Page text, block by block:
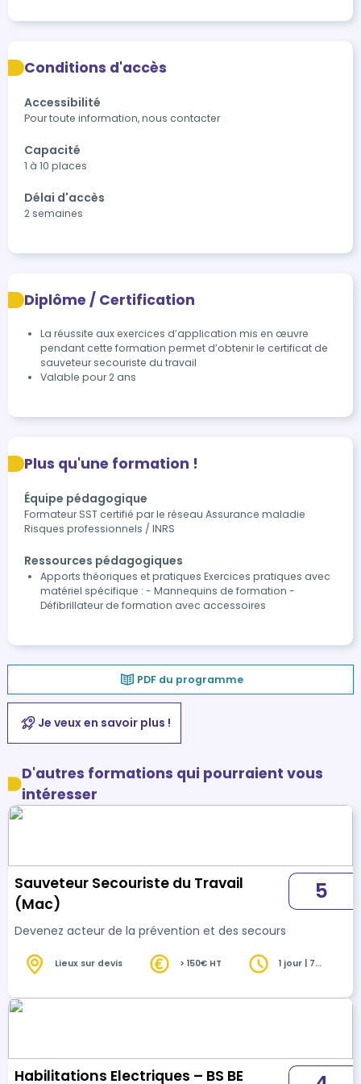
Conditions d'accès
Accessibilité
Pour toute information, nous contacter
Capacité
1 à 10 places
Délai d'accès
2 semaines
Diplôme / Certification
La réussite aux exercices d’application mis en œuvre
pendant cette formation permet d’obtenir le certificat de
sauveteur secouriste du travail
Valable pour 2 ans
Plus qu'une formation !
Équipe pédagogique
Formateur SST certifié par le réseau Assurance maladie
Risques professionnels / INRS
Ressources pédagogiques
Apports théoriques et pratiques Exercices pratiques avec
matériel spécifique : - Mannequins de formation -
Défibrillateur de formation avec accessoires
PDF du programme
Je veux en savoir plus !
D'autres formations qui pourraient vous
intéresser
Sauveteur Secouriste du Travail
(Mac)
Devenez acteur de la prévention et des secours
5
Lieux sur devis > 150€ HT
1 jour | 7
Habilitations Electriques – BS BE